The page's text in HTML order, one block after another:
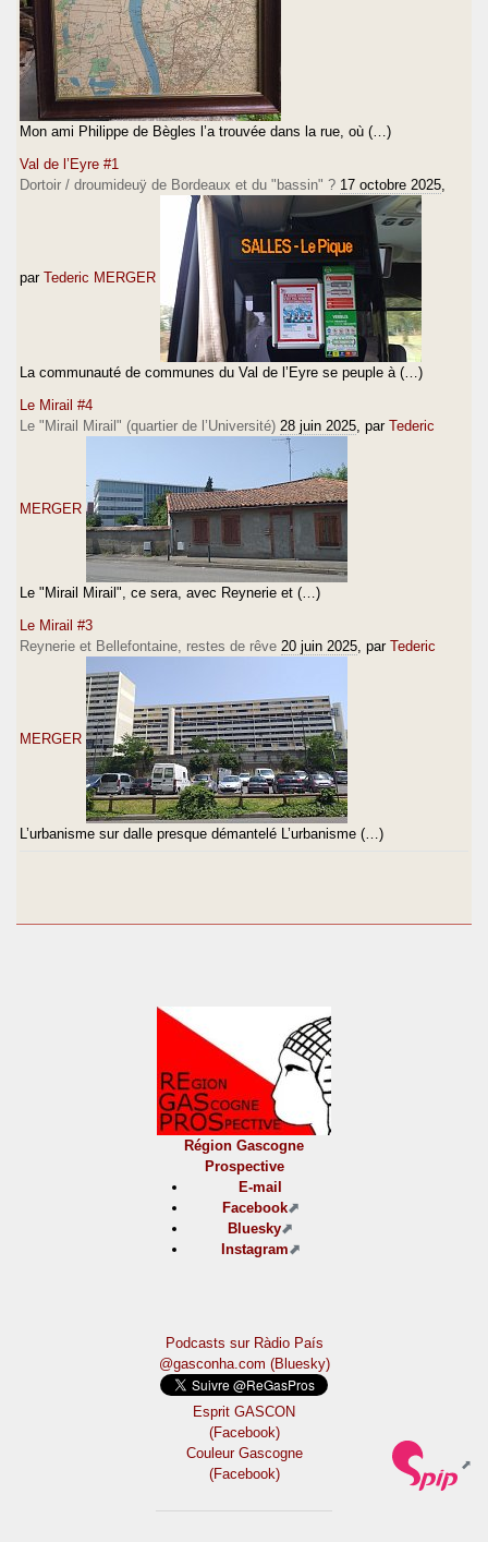
Mon ami Philippe de Bègles l’a trouvée dans la rue, où (…)
Val de l’Eyre #1
Dortoir / droumideuÿ de Bordeaux et du "bassin" ? 17 octobre 2025
par Tederic MERGER
La communauté de communes du Val de l’Eyre se peuple à (…)
Le Mirail #4
Le "Mirail Mirail" (quartier de l’Université) 28 juin 2025 , par Tederic
MERGER
Le "Mirail Mirail", ce sera, avec Reynerie et (…)
Le Mirail #3
Reynerie et Bellefontaine, restes de rêve 20 juin 2025 , par Tederic
MERGER
L’urbanisme sur dalle presque démantelé L’urbanisme (…)
Région Gascogne
Prospective
E-mail
Facebook
Bluesky
Instagram
Podcasts sur Ràdio País
@gasconha.com (Bluesky)
Esprit GASCON
(Facebook)
Couleur Gascogne
(Facebook)